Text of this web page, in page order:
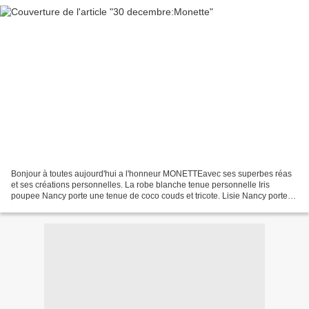
Bonjour à toutes aujourd'hui a l'honneur MONETTEavec ses superbes réas
et ses créations personnelles. La robe blanche tenue personnelle Iris
poupee Nancy porte une tenue de coco couds et tricote. Lisie Nancy porte